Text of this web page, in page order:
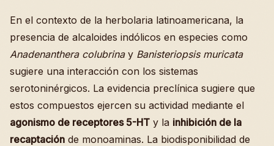
En el contexto de la herbolaria latinoamericana, la
presencia de alcaloides indólicos en especies como
Anadenanthera colubrinay Banisteriopsis muricata
sugiere una interacción con los sistemas
serotoninérgicos. La evidencia preclínica sugiere que
estos compuestos ejercen su actividad mediante el
agonismo de receptores 5-HT y la inhibición de la
recaptación de monoaminas. La biodisponibilidad de